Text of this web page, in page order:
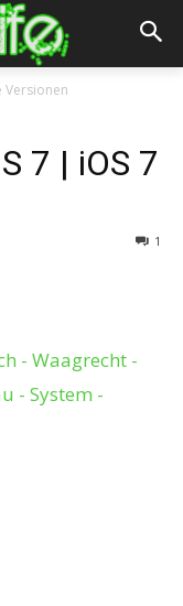
Versionen
7 | iOS 7
1